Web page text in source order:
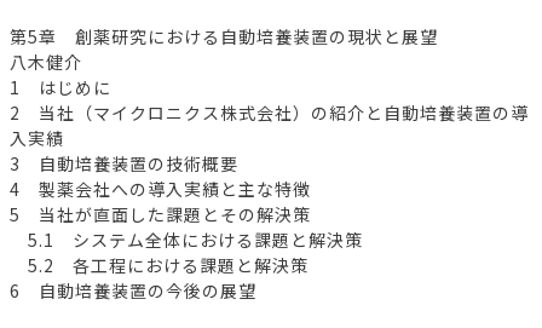
第5章 創薬研究における自動培養装置の現状と展望
八木健介
1 はじめに
2 当社（マイクロニクス株式会社）の紹介と自動培養装置の導
入実績
3 自動培養装置の技術概要
4 製薬会社への導入実績と主な特徴
5 当社が直面した課題とその解決策
5.1 システム全体における課題と解決策
5.2 各工程における課題と解決策
6 自動培養装置の今後の展望